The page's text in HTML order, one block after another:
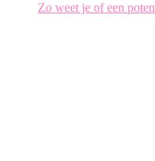
Zo weet je of een